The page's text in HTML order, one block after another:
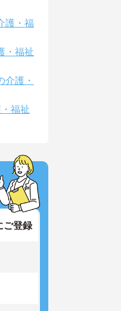
護・福
・福祉
介護・
福祉
ご登録